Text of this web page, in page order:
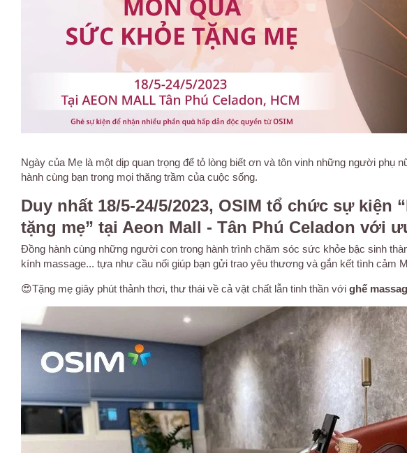
Ngày của Mẹ là một dịp quan trọng để tỏ lòng biết ơn và tôn vinh những người phụ
hành cùng bạn trong mọi thăng trầm của cuộc sống.
Duy nhất 18/5-24/5/2023, OSIM tổ chức sự kiện
tặng mẹ” tại Aeon Mall - Tân Phú Celadon với
Đồng hành cùng những người con trong hành trình chăm sóc sức khỏe bậc sinh
kính massage... tựa như cầu nối giúp bạn gửi trao yêu thương và gắn kết tình cảm
😍Tặng mẹ giây phút thảnh thơi, thư thái về cả vật chất lẫn tinh thần với ghế